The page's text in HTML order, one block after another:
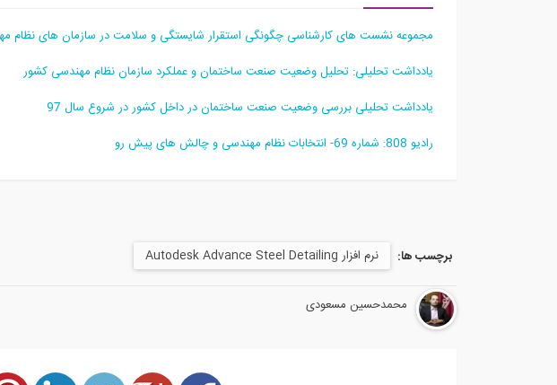
مجموعه نشست های کارشناسی چگونگی استقرار شایستگی و سلامت در سازمان های نظام
یادداشت تحلیلی: تحلیل وضعیت صنعت ساختمان و عملکرد سازمان نظام مهندسی کشور
یادداشت تحلیلی بررسی وضعیت صنعت ساختمان در داخل کشور در شروع سال 97
رادیو 808: شماره 69- انتخابات نظام مهندسی و چالش های پیش رو
برچسب ها: نرم افزار Autodesk Advance Steel Detailing
محمدحسین مسعودی